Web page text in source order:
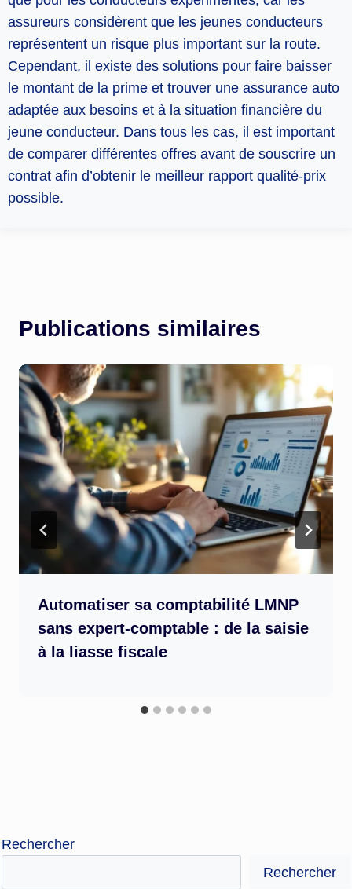
assureurs considèrent que les jeunes conducteurs
représentent un risque plus important sur la route.
Cependant, il existe des solutions pour faire baisser
le montant de la prime et trouver une assurance auto
adaptée aux besoins et à la situation financière du
jeune conducteur. Dans tous les cas, il est important
de comparer différentes offres avant de souscrire un
contrat afin d’obtenir le meilleur rapport qualité-prix
possible.
Publications similaires
Automatiser sa comptabilité LMNP
sans expert-comptable : de la saisie
à la liasse fiscale
Rechercher
Rechercher